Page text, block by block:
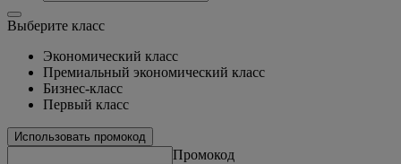
Выберите класс
Экономический класс
Премиальный экономический класс
Бизнес-класс
Первый класс
Использовать промокод
Промокод